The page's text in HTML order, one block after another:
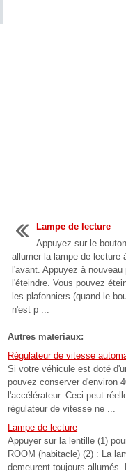
Lampe de lecture
Appuyez sur le
allumer la lampe de lecture
l'avant. Appuyez à nouveau
l'éteindre. Vous pouvez
les plafonniers (quand le
n'est p ...
Autres materiaux:
Régulateur de vitesse
Si votre véhicule est doté
pouvez conserver d'environ
l'accélérateur. Ceci peut
régulateur de vitesse ne ...
Lampe de lecture
Appuyer sur la lentille (1)
ROOM (habitacle) (2) : La
demeurent toujours allumés.